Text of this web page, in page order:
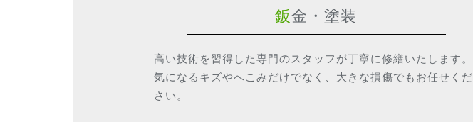
鈑金・塗装
高い技術を習得した専門のスタッフが丁寧に修繕いたします。
気になるキズやへこみだけでなく、大きな損傷でもお任せくだ
さい。